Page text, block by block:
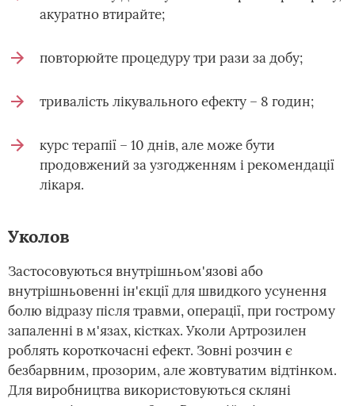
акуратно втирайте;
повторюйте процедуру три рази за добу;
тривалість лікувального ефекту – 8 годин;
курс терапії – 10 днів, але може бути
продовжений за узгодженням і рекомендації
лікаря.
Уколов
Застосовуються внутрішньом'язові або
внутрішньовенні ін'єкції для швидкого усунення
болю відразу після травми, операції, при гострому
запаленні в м'язах, кістках. Уколи Артрозилен
роблять короткочасні ефект. Зовні розчин є
безбарвним, прозорим, але жовтуватим відтінком.
Для виробництва використовуються скляні